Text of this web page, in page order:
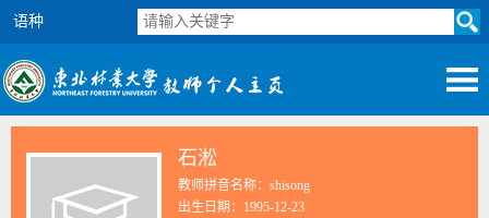
语种
石淞
教师拼音名称：shisong
出生日期：1995-12-23